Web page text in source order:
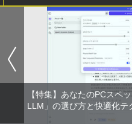
【特集】あなたのPCスペ
LLM」の選び方と快適化テ